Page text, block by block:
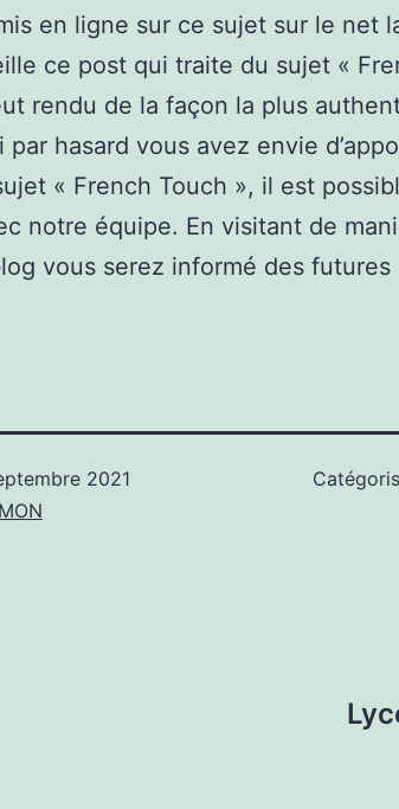
en ligne sur ce sujet sur le net
ce post qui traite du sujet «
rendu de la façon la plus
par hasard vous avez envie
« French Touch », il est
notre équipe. En visitant de
vous serez informé des futures
2021